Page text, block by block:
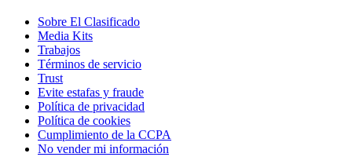
Sobre El Clasificado
Media Kits
Trabajos
Términos de servicio
Trust
Evite estafas y fraude
Política de privacidad
Política de cookies
Cumplimiento de la CCPA
No vender mi información